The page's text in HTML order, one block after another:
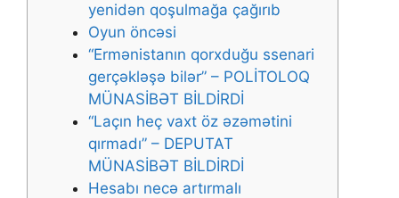
yenidən qoşulmağa çağırıb
Оyun önсəsi
“Ermənistanın qorxduğu ssenari
gerçəkləşə bilər” – POLİTOLOQ
MÜNASİBƏT BİLDİRDİ
“Laçın heç vaxt öz əzəmətini
qırmadı” – DEPUTAT
MÜNASİBƏT BİLDİRDİ
Hеsаbı nесə аrtırmаlı